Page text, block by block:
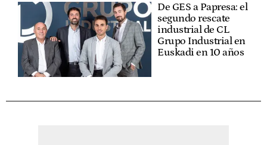
De GES a Papresa: el
segundo rescate
industrial de CL
Grupo Industrial en
Euskadi en 10 años